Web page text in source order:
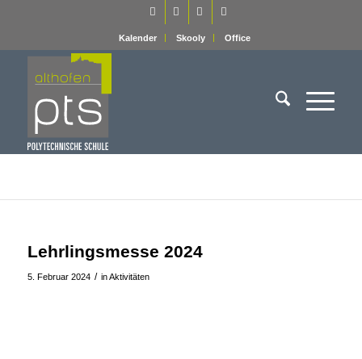
Kalender Skooly Office
Lehrlingsmesse 2024
5. Februar 2024 / inAktivitäten